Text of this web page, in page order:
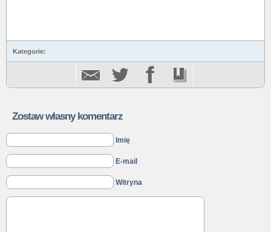
Kategorie:
Zostaw własny komentarz
Imię
E-mail
Witryna